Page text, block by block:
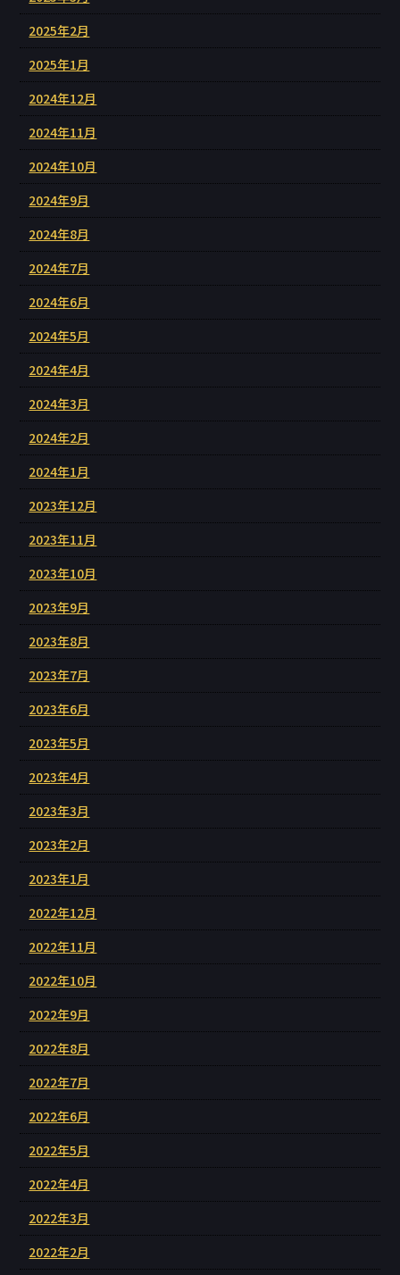
2025年2月
2025年1月
2024年12月
2024年11月
2024年10月
2024年9月
2024年8月
2024年7月
2024年6月
2024年5月
2024年4月
2024年3月
2024年2月
2024年1月
2023年12月
2023年11月
2023年10月
2023年9月
2023年8月
2023年7月
2023年6月
2023年5月
2023年4月
2023年3月
2023年2月
2023年1月
2022年12月
2022年11月
2022年10月
2022年9月
2022年8月
2022年7月
2022年6月
2022年5月
2022年4月
2022年3月
2022年2月